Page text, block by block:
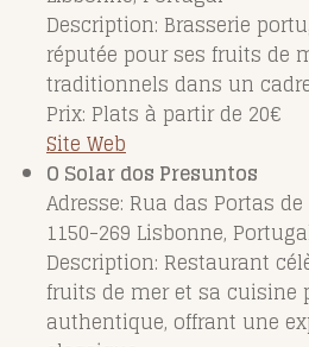
Description: Brasserie
réputée pour ses fruits de
traditionnels dans un
Prix: Plats à partir de 20€
Site Web
O Solar dos Presuntos
Adresse: Rua das Portas
1150-269 Lisbonne,
Description: Restaurant
fruits de mer et sa cuisine
authentique, offrant une